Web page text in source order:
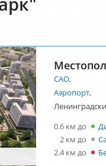
САО,
Аэропорт,
0.6 км до
2 км до
2.4 км до